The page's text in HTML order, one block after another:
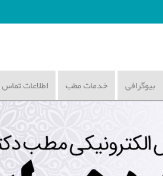
بیوگرافی خدمات مطب اطلاعات تماس